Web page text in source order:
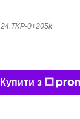
24.TKP-0+205k
Купити з